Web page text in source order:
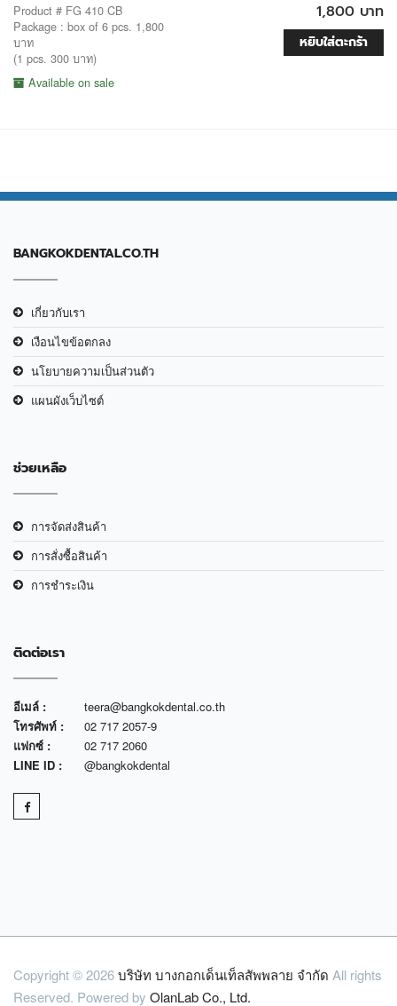
Product # FG 410 CB
Package : box of 6 pcs. 1,800
บาท
(1 pcs. 300 บาท)
Available on sale
1,800 บาท
หยิบใส่ตะกร้า
BANGKOKDENTAL.CO.TH
เกี่ยวกับเรา
เงือนไขข้อตกลง
นโยบายความเป็นส่วนตัว
แผนผังเว็บไซต์
ช่วยเหลือ
การจัดส่งสินค้า
การสั่งซื้อสินค้า
การชำระเงิน
ติดต่อเรา
อีเมล์ :
teera@bangkokdental.co.th
โทรศัพท์ :
02 717 2057-9
แฟกซ์ :
02 717 2060
LINE ID :
@bangkokdental
Copyright © 2026บริษัท บางกอกเด็นเท็ลสัพพลาย จำกัด All rights
Reserved. Powered by OlanLab Co., Ltd.